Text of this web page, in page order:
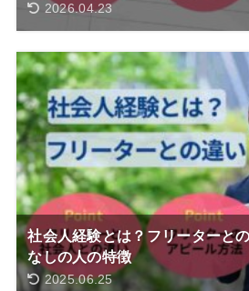
2026.04.23
社会人経験とは？フリーターと
なしの人の特徴
2025.06.25